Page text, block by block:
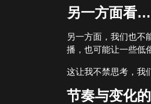
另一方面看…
另一方面，我们也不
播，也可能让一些低
这让我不禁思考，我
节奏与变化